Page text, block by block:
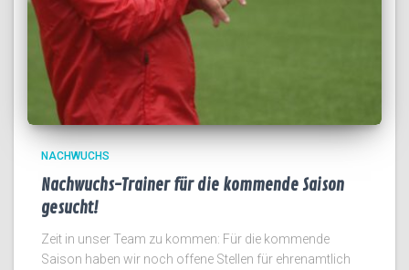
NACHWUCHS
Nachwuchs-Trainer für die kommende Saison
gesucht!
Zeit in unser Team zu kommen: Für die kommende
Saison haben wir noch offene Stellen für ehrenamtlich